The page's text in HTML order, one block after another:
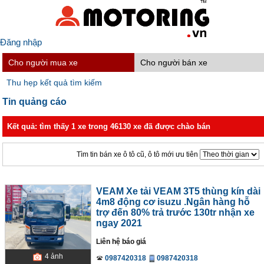
Đăng nhập
Cho người mua xe Cho người bán xe
Thu hẹp kết quả tìm kiếm
Tin quảng cáo
Kết quả: tìm thấy 1 xe trong 46130 xe đã được chào bán
Tìm tin bán xe ô tô cũ, ô tô mới ưu tiên
4 ảnh
VEAM Xe tải VEAM 3T5 thùng kín dài
4m8 động cơ isuzu .Ngân hàng hỗ
trợ đến 80% trả trước 130tr nhận xe
ngay 2021
Liên hệ báo giá
0987420318
0987420318